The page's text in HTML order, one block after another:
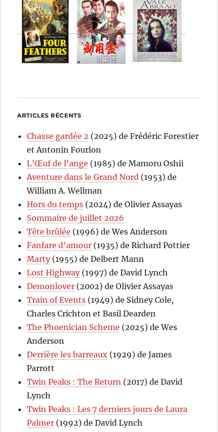
ARTICLES RÉCENTS
Chasse gardée 2 (2025) de Frédéric Forestier
et Antonin Fourlon
L’Œuf de l’ange (1985) de Mamoru Oshii
Aventure dans le Grand Nord (1953) de
William A. Wellman
Hors du temps (2024) de Olivier Assayas
Sommaire de juillet 2026
Tête brûlée (1996) de Wes Anderson
Fanfare d’amour (1935) de Richard Pottier
Marty(1955) de Delbert Mann
Lost Highway(1997) de David Lynch
Demonlover (2002) de Olivier Assayas
Train of Events (1949) de Sidney Cole,
Charles Crichton et Basil Dearden
The Phoenician Scheme (2025) de Wes
Anderson
Derrière les barreaux (1929) de James
Parrott
Twin Peaks : The Return (2017) de David
Lynch
Twin Peaks : Les 7 derniers jours de Laura
Palmer (1992) de David Lynch